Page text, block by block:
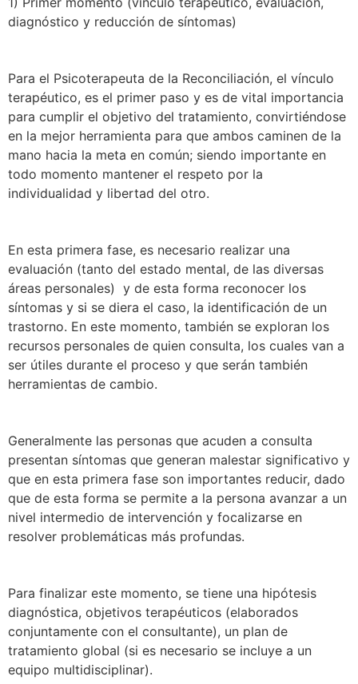
diagnóstico y reducción de síntomas)
Para el Psicoterapeuta de la Reconciliación, el vínculo
terapéutico, es el primer paso y es de vital importancia
para cumplir el objetivo del tratamiento, convirtiéndose
en la mejor herramienta para que ambos caminen de la
mano hacia la meta en común; siendo importante en
todo momento mantener el respeto por la
individualidad y libertad del otro.
En esta primera fase, es necesario realizar una
evaluación (tanto del estado mental, de las diversas
áreas personales) y de esta forma reconocer los
síntomas y si se diera el caso, la identificación de un
trastorno. En este momento, también se exploran los
recursos personales de quien consulta, los cuales van a
ser útiles durante el proceso y que serán también
herramientas de cambio.
Generalmente las personas que acuden a consulta
presentan síntomas que generan malestar significativo y
que en esta primera fase son importantes reducir, dado
que de esta forma se permite a la persona avanzar a un
nivel intermedio de intervención y focalizarse en
resolver problemáticas más profundas.
Para finalizar este momento, se tiene una hipótesis
diagnóstica, objetivos terapéuticos (elaborados
conjuntamente con el consultante), un plan de
tratamiento global (si es necesario se incluye a un
equipo multidisciplinar).